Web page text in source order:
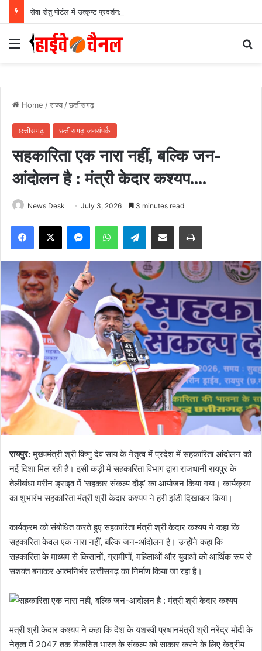
Menu
Home /राज्य /छत्तीसगढ़
छत्तीसगढ़ छत्तीसगढ़ जनसंपर्क
सहकारिता एक नारा नहीं, बल्कि जन-
आंदोलन है : मंत्री केदार कश्यप….
News Desk July 3, 2026 3 minutes read
Facebook
X MessengerWhatsAppTelegramShare via Email Print
रायपुर:मुख्यमंत्री श्री विष्णु देव साय के नेतृत्व में प्रदेश में सहकारिता आंदोलन को
नई दिशा मिल रही है। इसी कड़ी में सहकारिता विभाग द्वारा राजधानी रायपुर के
तेलीबांधा मरीन ड्राइव में ‘सहकार संकल्प दौड़’ का आयोजन किया गया। कार्यक्रम
का शुभारंभ सहकारिता मंत्री श्री केदार कश्यप ने हरी झंडी दिखाकर किया।
कार्यक्रम को संबोधित करते हुए सहकारिता मंत्री श्री केदार कश्यप ने कहा कि
सहकारिता केवल एक नारा नहीं, बल्कि जन-आंदोलन है। उन्होंने कहा कि
सहकारिता के माध्यम से किसानों, ग्रामीणों, महिलाओं और युवाओं को आर्थिक रूप से
सशक्त बनाकर आत्मनिर्भर छत्तीसगढ़ का निर्माण किया जा रहा है।
मंत्री श्री केदार कश्यप ने कहा कि देश के यशस्वी प्रधानमंत्री श्री नरेंद्र मोदी के
नेतृत्व में 2047 तक विकसित भारत के संकल्प को साकार करने के लिए केद्रीय